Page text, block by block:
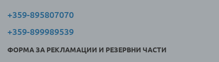
+359-895807070
+359-899989539
ФОРМА ЗА РЕКЛАМАЦИИ И РЕЗЕРВНИ ЧАСТИ